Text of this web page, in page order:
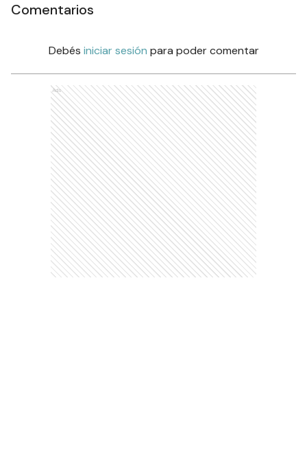
Comentarios
Debés iniciar sesión para poder comentar
Ads